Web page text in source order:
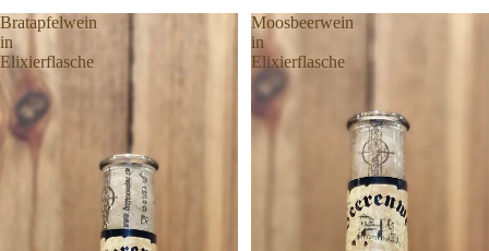
Bratapfelwein
in
Elixierflasche
Moosbeerwein
in
Elixierflasche